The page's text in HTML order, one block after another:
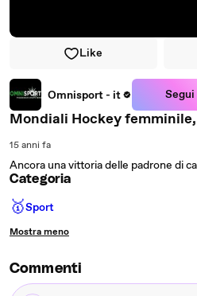
Like
Omnisport - it Segui
Mondiali Hockey
15 anni fa
Ancora una vittoria delle padrone di
Categoria
🥇Sport
Mostra meno
Commenti